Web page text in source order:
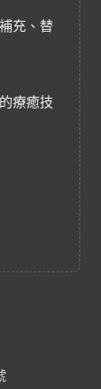
充、替
療癒技